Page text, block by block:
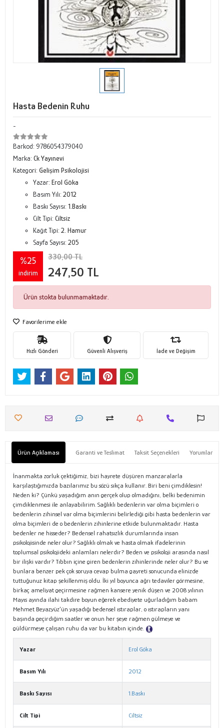
Hasta Bedenin Ruhu
-
Barkod: 9786054379040
Marka: Ck Yayınevi
Kategori: Gelişim Psikolojisi
Yazar: Erol Göka
Basım Yılı: 2012
Baskı Sayısı: 1.Baskı
Cilt Tipi: Ciltsiz
Kağıt Tipi: 2. Hamur
Sayfa Sayısı: 205
%25
indirim
330,00 TL
247,50 TL
Ürün stokta bulunmamaktadır.
Favorilerime ekle
Hızlı Gönderi Güvenli Alışveriş İade ve Değişim
Ürün Açıklaması Garanti ve Teslimat Taksit Seçenekleri Yorumlar
İnanmakta zorluk çektiğimiz, bizi hayrete düşüren manzaralarla
karşılaştığımızda bazılarımız bu sözü sıkça kullanır. Biri beni çimdiklesin!
Neden ki? Çünkü yaşadığım anın gerçek olup olmadığını, belki bedenimin
çimdiklenmesi ile anlayabilirim. Sağlıklı bedenlerin var olma biçimleri o
bedenlerin zihinsel var olma biçimlerini belirlediği gibi hasta bedenlerin var
olma biçimleri de o bedenlerin zihinlerine etkide bulunmaktadır. Hasta
bedenler ne hisseder? Bedensel rahatsızlık durumlarında insan
psikolojisinde neler olur? Sağlıklı olmak ve hasta olmak ifadelerinin
toplumsal psikolojideki anlamları nelerdir? Beden ve psikoloji arasında nasıl
bir ilişki vardır? Tıbbın içine giren bedenlerin zihinlerinde neler olur? Bu ve
bunlara benzer pek çok soruya cevap bulma gayreti sonucunda elinizde
tuttuğunuz kitap şekillenmiş oldu. İki yıl boyunca ağrı tedaviler görmesine,
birkaç ameliyat geçirmesine rağmen kansere yenik düşen ve 2008 yılının
Mayıs ayında ilahi takdire boyun eğerek ebediyete uğurladığım babam
Mehmet Beyazyüz’ün yaşadığı bedensel ıstıraplar, o ıstırapların yanı
başında geçirdiğim saatler ve onun her şeye rağmen gülmeye ve
güldürmeye çalışan ruhu da var bu kitabın içinde.
Yazar Erol Göka
Basım Yılı 2012
Baskı Sayısı 1.Baskı
Cilt Tipi Ciltsiz